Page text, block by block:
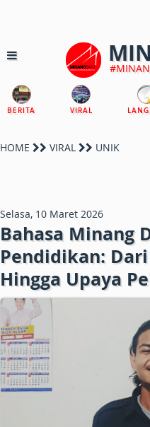
BERITA VIRAL
HOME VIRAL UNIK
Selasa, 10 Maret 2026
Bahasa Minang
Pendidikan:
Hingga Upaya